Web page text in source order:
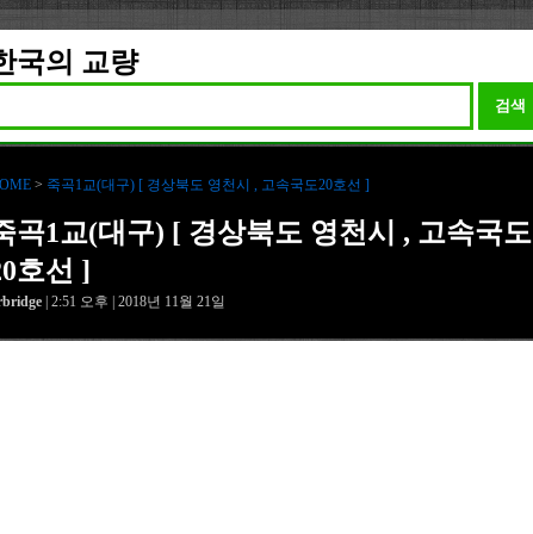
국의 교량
검색
> 죽곡1교(대구) [ 경상북도 영천시 , 고속국도20호선 ]
곡1교(대구) [ 경상북도 영천시 , 고속국도
호선 ]
| 2:51 오후 | 2018년 11월 21일